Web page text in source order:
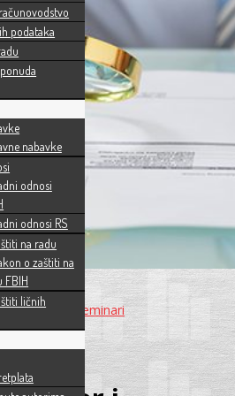
seminari
Seminari
podataka
nabavke
odnosi
odnosi RS
na radu
o zaštiti na
FBIH
ličnih